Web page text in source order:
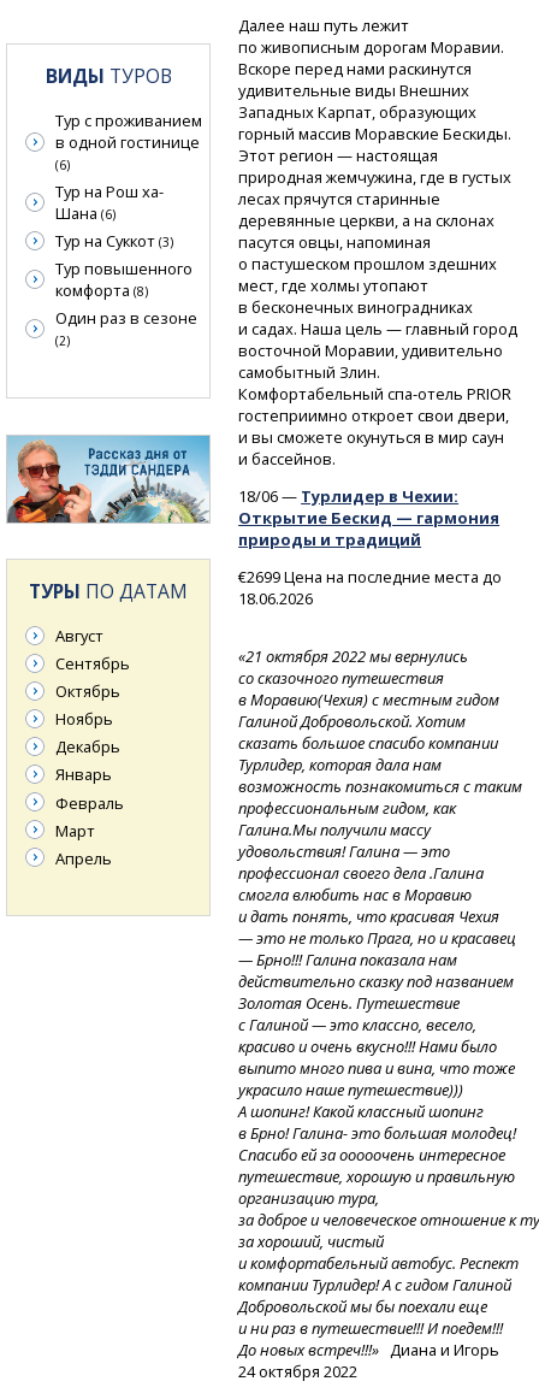
Далее наш путь лежит
по живописным дорогам Моравии.
Вскоре перед нами раскинутся
удивительные виды Внешних
Западных Карпат, образующих
горный массив Моравские Бескиды.
Этот регион — настоящая
природная жемчужина, где в густых
лесах прячутся старинные
деревянные церкви, а на склонах
пасутся овцы, напоминая
о пастушеском прошлом здешних
мест, где холмы утопают
в бесконечных виноградниках
и садах. Наша цель — главный город
восточной Моравии, удивительно
самобытный Злин.
Комфортабельныйспа-отель PRIOR
гостеприимно откроет свои двери,
и вы сможете окунуться в мир саун
и бассейнов.
18/06 — Турлидер в Чехии:
Открытие Бескид — гармония
природы и традиций
€2699 Цена на последние места до
18.06.2026
«21 октября 2022 мы вернулись
со сказочного путешествия
в Моравию(Чехия) с местным гидом
Галиной Добровольской. Хотим
сказать большое спасибо компании
Турлидер, которая дала нам
возможность познакомиться с таким
профессиональным гидом, как
Галина.Мы получили массу
удовольствия! Галина — это
профессионал своего дела .Галина
смогла влюбить нас в Моравию
и дать понять, что красивая Чехия
— это не только Прага, но и красавец
— Брно!!! Галина показала нам
действительно сказку под названием
Золотая Осень. Путешествие
с Галиной — это классно, весело,
красиво и очень вкусно!!! Нами было
выпито много пива и вина, что тоже
украсило наше путешествие)))
А шопинг! Какой классный шопинг
в Брно! Галина- это большая молодец!
Спасибо ей за ооооочень интересное
путешествие, хорошую и правильную
организацию тура,
за доброеи человеческоеотношениек
за хороший, чистый
и комфортабельный автобус. Респект
компании Турлидер! А с гидом Галиной
Добровольской мы бы поехали еще
и ни раз в путешествие!!! И поедем!!!
До новых встреч!!!» Диана и Игорь
24 октября 2022
ВИДЫ ТУРОВ
Тур с проживанием
в одной гостинице
(6)
Тур на Рош ха-
Шана (6)
Тур на Суккот (3)
Тур повышенного
комфорта (8)
Один раз в сезоне
(2)
ТУРЫ ПО ДАТАМ
Август
Сентябрь
Октябрь
Ноябрь
Декабрь
Январь
Февраль
Март
Апрель